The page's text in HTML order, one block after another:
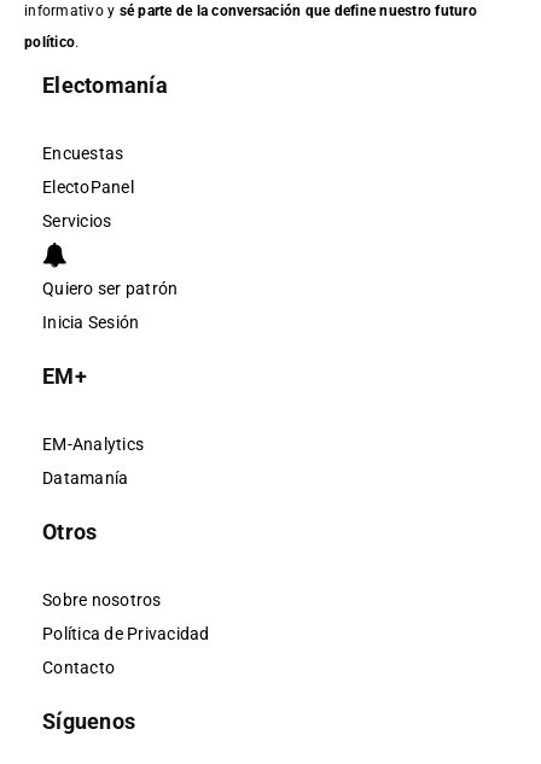
informativo y sé parte de la conversación que define nuestro futuro
político.
Electomanía
Encuestas
ElectoPanel
Servicios
Quiero ser patrón
Inicia Sesión
EM+
EM-Analytics
Datamanía
Otros
Sobre nosotros
Política de Privacidad
Contacto
Síguenos